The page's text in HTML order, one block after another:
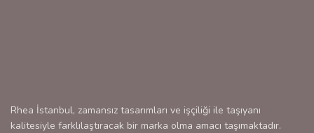
Rhea İstanbul, zamansız tasarımları ve işçiliği ile taşıyanı
kalitesiyle farklılaştıracak bir marka olma amacı taşımaktadır.